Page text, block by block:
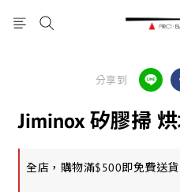
分享到
Jiminox 矽膠掃
全店，購物滿$500即免費送貨